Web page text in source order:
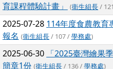
育課程體驗計畫」
(衛生組長/
2025-07-28 114年度食農教育
報名 (衛生組長/ 107 /學務處)
2025-06-30 「2025臺灣繪果
簡章1份 (衛生組長/ 136 /學務處)